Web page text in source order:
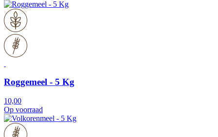
Roggemeel - 5 Kg
10,00
Op voorraad